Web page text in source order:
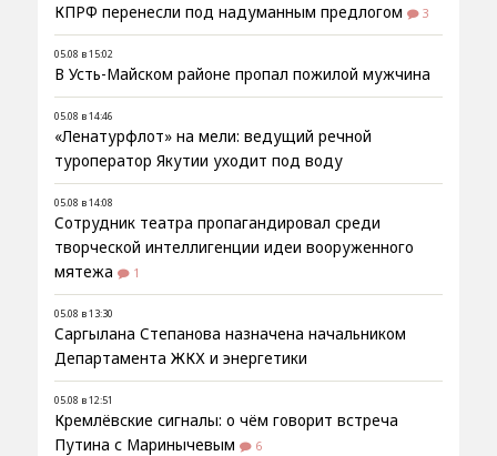
КПРФ перенесли под надуманным предлогом
3
05.08 в 15:02
В Усть-Майском районе пропал пожилой мужчина
05.08 в 14:46
«Ленатурфлот» на мели: ведущий речной
туроператор Якутии уходит под воду
05.08 в 14:08
Сотрудник театра пропагандировал среди
творческой интеллигенции идеи вооруженного
мятежа
1
05.08 в 13:30
Саргылана Степанова назначена начальником
Департамента ЖКХ и энергетики
05.08 в 12:51
Кремлёвские сигналы: о чём говорит встреча
Путина с Маринычевым
6